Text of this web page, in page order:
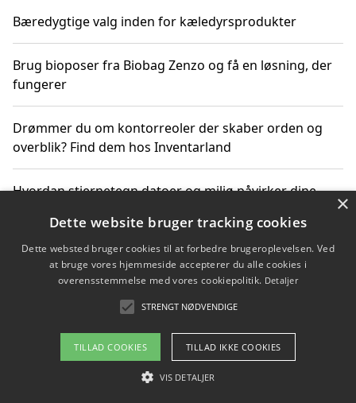
Bæredygtige valg inden for kæledyrsprodukter
Brug bioposer fra Biobag Zenzo og få en løsning, der
fungerer
Drømmer du om kontorreoler der skaber orden og
overblik? Find dem hos Inventarland
Hvordan stjernetegn datoer og miljø påvirker dine
Bæredygtige gadgets til en grønnere hverdag
Om / kontakt
Blog Betingelser
×
Dette website bruger tracking cookies
Dette websted bruger cookies til at forbedre brugeroplevelsen. Ved
at bruge vores hjemmeside accepterer du alle cookies i
overensstemmelse med vores cookiepolitik. Detaljer
STRENGT NØDVENDIGE
TILLAD COOKIES TILLAD IKKE COOKIES
VIS DETALJER